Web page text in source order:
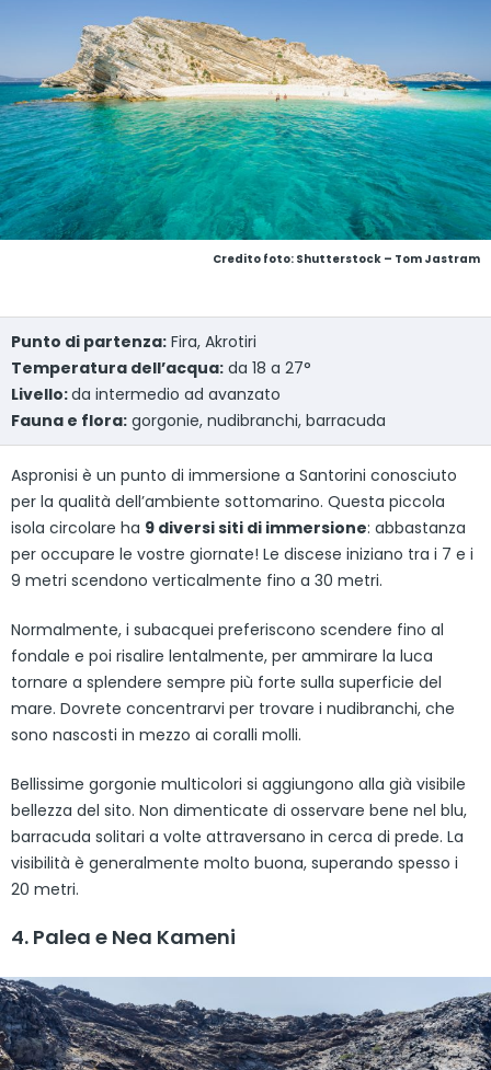
Credito foto: Shutterstock – Tom Jastram
Punto di partenza: Fira, Akrotiri
Temperatura dell’acqua: da 18 a 27°
Livello:da intermedio ad avanzato
Fauna e flora: gorgonie, nudibranchi, barracuda
Aspronisi è un punto di immersione a Santorini conosciuto
per la qualità dell’ambiente sottomarino. Questa piccola
isola circolare ha 9 diversi siti di immersione: abbastanza
per occupare le vostre giornate! Le discese iniziano tra i 7 e i
9 metri scendono verticalmente fino a 30 metri.
Normalmente, i subacquei preferiscono scendere fino al
fondale e poi risalire lentalmente, per ammirare la luca
tornare a splendere sempre più forte sulla superficie del
mare. Dovrete concentrarvi per trovare i nudibranchi, che
sono nascosti in mezzo ai coralli molli.
Bellissime gorgonie multicolori si aggiungono alla già visibile
bellezza del sito. Non dimenticate di osservare bene nel blu,
barracuda solitari a volte attraversano in cerca di prede. La
visibilità è generalmente molto buona, superando spesso i
20 metri.
4. Palea e Nea Kameni